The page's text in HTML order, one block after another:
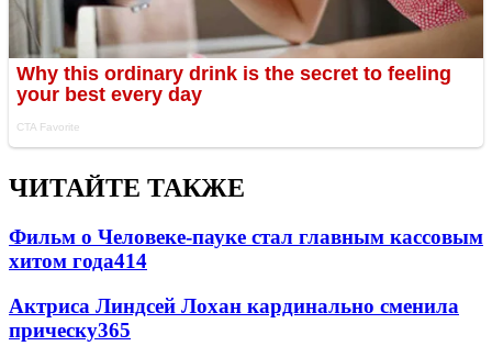
ЧИТАЙТЕ ТАКЖЕ
Фильм о Человеке-пауке стал главным кассовым
хитом года414
Актриса Линдсей Лохан кардинально сменила
прическу365